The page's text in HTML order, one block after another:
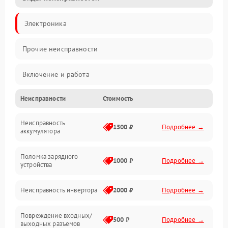
Электроника
Прочие неисправности
Включение и работа
Работа с нагрузкой
Звук и индикация
Неисправности Стоимость
Неисправность
аккумулятора
1500 ₽ Подробнее →
Поломка зарядного
устройства
1000 ₽ Подробнее →
Неисправность инвертора 2000 ₽ Подробнее →
Повреждение входных/
выходных разъемов
500 ₽ Подробнее →